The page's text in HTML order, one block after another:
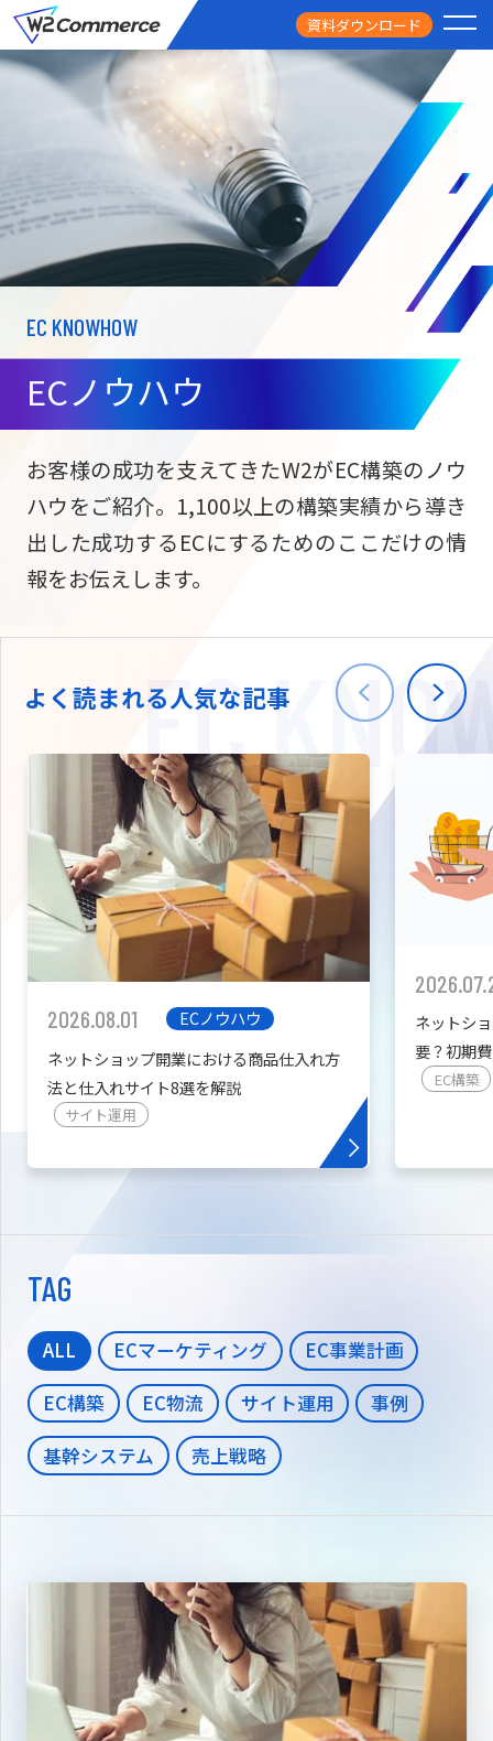
資料ダウンロード
サービス
ECサイト構築
サブスク/定期通販
ECサイト構築
海外進出・現地
W2
拡張プラグイン一覧
カスタマイズ開発
PRICE
料金
FEATURE
導入事例
USEFUL
お役立ち情報
NEWS
ニュース
会社情報
TW
EC KNOWHOW
ECノウハウ
お客様の成功を支えてきたW2がEC構築のノウ
ハウをご紹介。1,100以上の構築実績から導き
出した成功するECにするためのここだけの情
報をお伝えします。
よく読まれる人気な記事
2026.08.01
ECノウハウ
ネットショップ開業における商品仕入れ方
法と仕入れサイト8選を解説
サイト運用
ネットシ
要？初期
を紹介
EC構築
TAG
ALL ECマーケティング
EC事業計画
EC構築
EC物流 サイト運用
事例
基幹システム
売上戦略